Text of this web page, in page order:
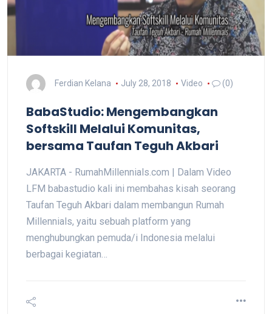
Ferdian Kelana July 28, 2018 Video (0)
BabaStudio: Mengembangkan
Softskill Melalui Komunitas,
bersama Taufan Teguh Akbari
JAKARTA - RumahMillennials.com | Dalam Video
LFM babastudio kali ini membahas kisah seorang
Taufan Teguh Akbari dalam membangun Rumah
Millennials, yaitu sebuah platform yang
menghubungkan pemuda/i Indonesia melalui
berbagai kegiatan…